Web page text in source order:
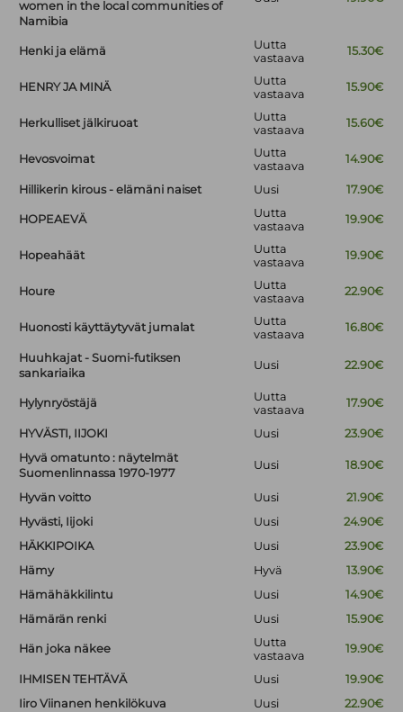
women in the local communities of
Namibia
Henki ja elämä
Uutta
vastaava
15.30€
HENRY JA MINÄ
Uutta
vastaava
15.90€
Herkulliset jälkiruoat
Uutta
vastaava
15.60€
Hevosvoimat
Uutta
vastaava
14.90€
Hillikerin kirous - elämäni naiset Uusi 17.90€
HOPEAEVÄ
Uutta
vastaava
19.90€
Hopeahäät
Uutta
vastaava
19.90€
Houre
Uutta
vastaava
22.90€
Huonosti käyttäytyvät jumalat
Uutta
vastaava
16.80€
Huuhkajat - Suomi-futiksen
sankariaika
Uusi 22.90€
Hylynryöstäjä
Uutta
vastaava
17.90€
HYVÄSTI, IIJOKI Uusi
23.90€
Hyvä omatunto : näytelmät
Suomenlinnassa 1970-1977
Uusi 18.90€
Hyvän voitto Uusi
21.90€
Hyvästi, Iijoki
Uusi
24.90€
HÄKKIPOIKA
Uusi
23.90€
Hämy
Hyvä
13.90€
Hämähäkkilintu
Uusi
14.90€
Hämärän renki
Uusi 15.90€
Hän joka näkee
Uutta
vastaava
19.90€
IHMISEN TEHTÄVÄ Uusi
19.90€
Iiro Viinanen henkilökuva
Uusi 22.90€